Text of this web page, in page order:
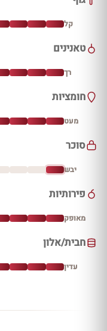
קל
טאנינים
רך
חומציות
מעט
סוכר
יבש
פירותיות
מאופק
חבית/אלון
עדין